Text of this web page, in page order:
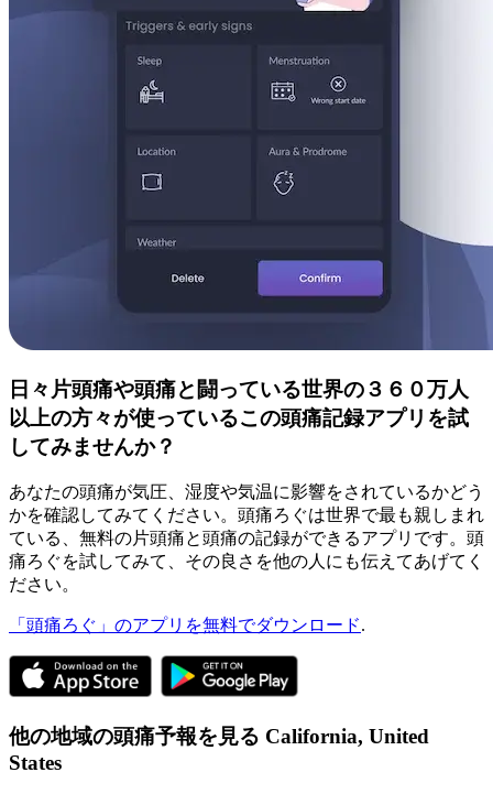
日々片頭痛や頭痛と闘っている世界の３６０万人
以上の方々が使っているこの頭痛記録アプリを試
してみませんか？
あなたの頭痛が気圧、湿度や気温に影響をされているかどう
かを確認してみてください。頭痛ろぐは世界で最も親しまれ
ている、無料の片頭痛と頭痛の記録ができるアプリです。頭
痛ろぐを試してみて、その良さを他の人にも伝えてあげてく
ださい。
「頭痛ろぐ」のアプリを無料でダウンロード.
他の地域の頭痛予報を見る California, United
States